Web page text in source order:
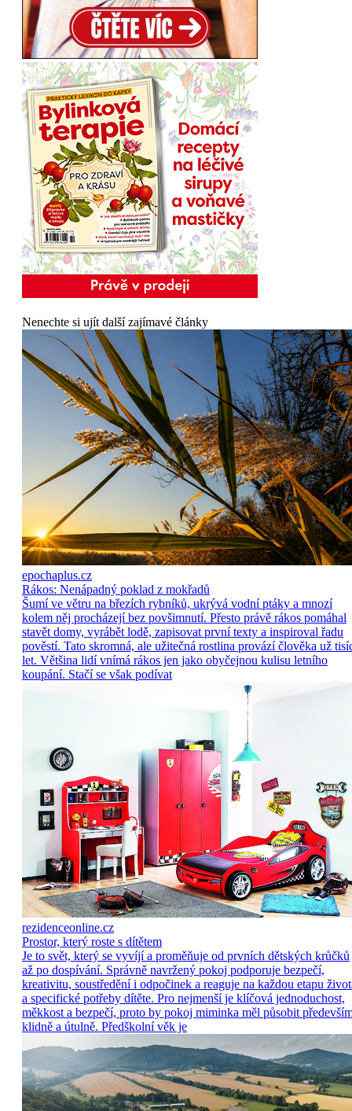
Nenechte si ujít další zajímavé články
epochaplus.cz
Rákos: Nenápadný poklad z mokřadů
Šumí ve větru na březích rybníků, ukrývá vodní ptáky a mnozí
kolem něj procházejí bez povšimnutí. Přesto právě rákos pomáhal
stavět domy, vyrábět lodě, zapisovat první texty a inspiroval řadu
pověstí. Tato skromná, ale užitečná rostlina provází člověka už
let. Většina lidí vnímá rákos jen jako obyčejnou kulisu letního
koupání. Stačí se však podívat
rezidenceonline.cz
Prostor, který roste s dítětem
Je to svět, který se vyvíjí a proměňuje od prvních dětských krůčků
až po dospívání. Správně navržený pokoj podporuje bezpečí,
kreativitu, soustředění i odpočinek a reaguje na každou etapu
a specifické potřeby dítěte. Pro nejmenší je klíčová jednoduchost,
měkkost a bezpečí, proto by pokoj miminka měl působit
klidně a útulně. Předškolní věk je